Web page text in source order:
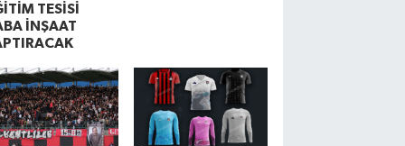
TESİSİ
İNŞAAT